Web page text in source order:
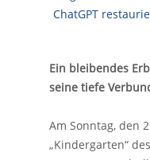
Ein bleibendes
seine tiefe
Am Sonntag, den
„Kindergarten“